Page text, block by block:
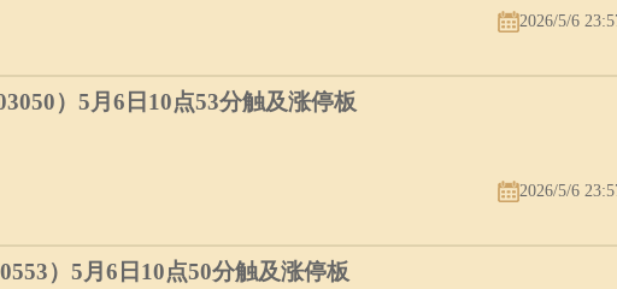
2026/5/6
）5月6日10点53分触及涨停板
2026/5/6
）5月6日10点50分触及涨停板